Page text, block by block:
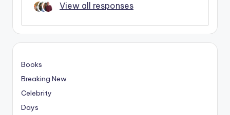
View all responses
Books
Breaking New
Celebrity
Days